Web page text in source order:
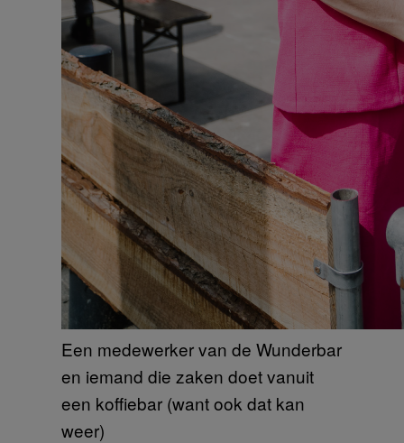
Een medewerker van de Wunderbar
en iemand die zaken doet vanuit
een koffiebar (want ook dat kan
weer)